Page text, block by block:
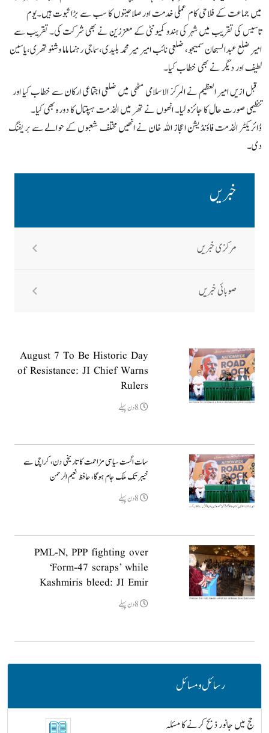
میں جماعت کے فلاحی کام عملی خدمت اور صلاحیتوں کا سب سے بڑا ثبوت ہیں۔یوم
تاسیس کی تقریب میں شہر کی ہندو کمیونٹی کے معززین نے بھی شرکت کی۔ تقریب سے
امیر ضلع عبدالسبحان سمیجو، ضلعی نائب امیر میرمحمد بلیدی،سماجی رہنما ماما وشنو تھری،یاسین
لطیف اور دیگر نے بھی خطاب کیا۔
قبل ازیں امیر العظیم نے المرکز الاسلامی مٹھی میں ضلعی اجتماعی ارکان سے خطاب کیا اور
تنظیمی صورت حال کا جائزہ لیا۔ انھوں نے تھر میں الخدمت ہسپتال کا دورہ بھی کیا۔
ڈائریکٹر الخدمت فاؤنڈیشن اعجاز اللہ خان نے انھیں مختلف شعبوں کے حوالے سے بریفنگ
دی۔
خبریں
مرکزی خبریں
صوبائی خبریں
August 7 To Be Historic Day
of Resistance: JI Chief Warns
Rulers
8دن پہلے
سات اگست سیاسی مزاحمت کا تاریخی دن، کراچی سے
خیبر تک ملک جام ہوگا، حافظ نعیم الرحمن
8دن پہلے
PML-N, PPP fighting over
‘Form-47 scraps’ while
Kashmiris bleed: JI Emir
8دن پہلے
رسائل و مسائل
حج میں جانور ذبح کرنے کا مسئلہ